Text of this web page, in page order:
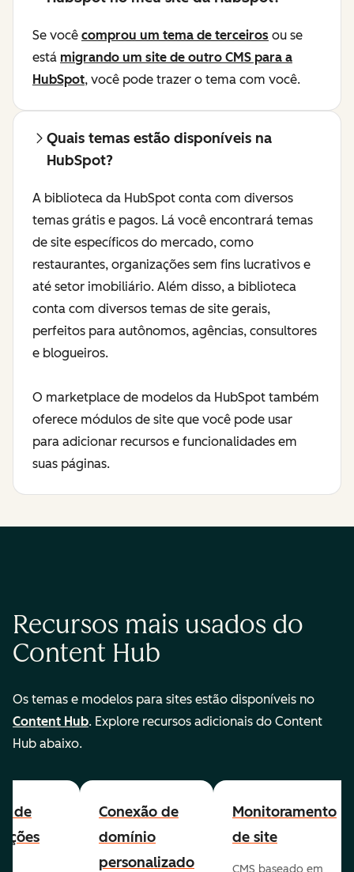
Se você comprou um tema de terceiros ou se
está migrando um site de outro CMS para a
HubSpot, você pode trazer o tema com você.
Quais temas estão disponíveis na
HubSpot?
A biblioteca da HubSpot conta com diversos
temas grátis e pagos. Lá você encontrará temas
de site específicos do mercado, como
restaurantes, organizações sem fins lucrativos e
até setor imobiliário. Além disso, a biblioteca
conta com diversos temas de site gerais,
perfeitos para autônomos, agências, consultores
e blogueiros.
O marketplace de modelos da HubSpot também
oferece módulos de site que você pode usar
para adicionar recursos e funcionalidades em
suas páginas.
Recursos mais usados do
Content Hub
Os temas e modelos para sites estão disponíveis no
Content Hub. Explore recursos adicionais do Content
Hub abaixo.
de
Conexão de
domínio
personalizado
Monitoramento
de site
CMS baseado em